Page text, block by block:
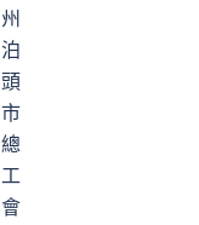
州
泊
頭
市
總
工
會